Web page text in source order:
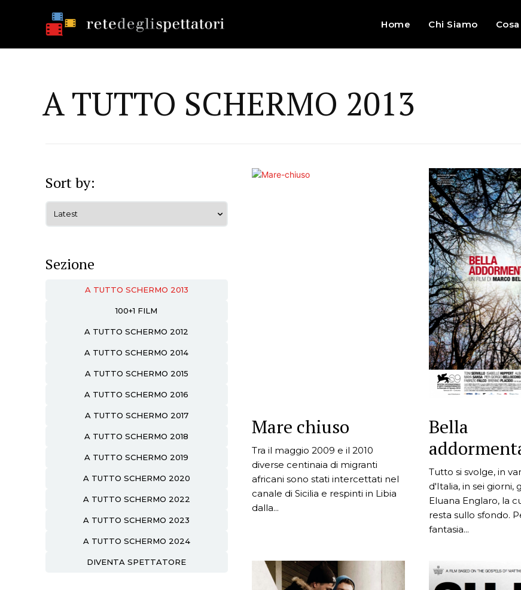
Home Chi Siamo
A TUTTO SCHERMO 2013
Sort by:
Sezione
A TUTTO SCHERMO 2013
100+1 FILM
A TUTTO SCHERMO 2012
A TUTTO SCHERMO 2014
A TUTTO SCHERMO 2015
A TUTTO SCHERMO 2016
A TUTTO SCHERMO 2017
A TUTTO SCHERMO 2018
A TUTTO SCHERMO 2019
A TUTTO SCHERMO 2020
A TUTTO SCHERMO 2022
A TUTTO SCHERMO 2023
A TUTTO SCHERMO 2024
DIVENTA SPETTATORE
Mare chiuso
Tra il maggio 2009 e il 2010
diverse centinaia di migranti
africani sono stati intercettati nel
canale di Sicilia e respinti in Libia
dalla...
Bella
Tutto si svolge, in
d'Italia, in sei giorni,
Eluana Englaro, la
resta sullo sfondo.
fantasia...